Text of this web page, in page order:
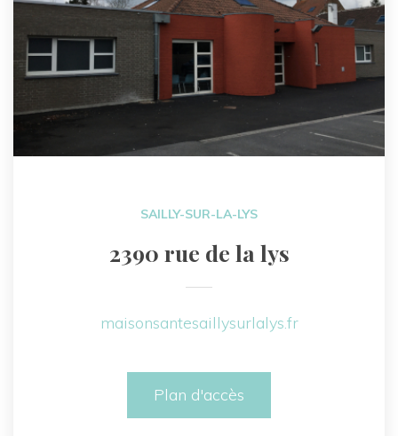
SAILLY-SUR-LA-LYS
2390 rue de la lys
maisonsantesaillysurlalys.fr
Plan d'accès